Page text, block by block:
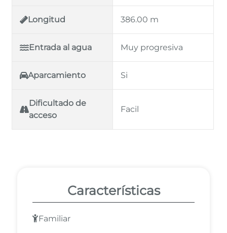
Longitud 386.00 m
Entrada al agua Muy progresiva
Aparcamiento Si
Dificultado de
acceso
Facil
Características
Familiar